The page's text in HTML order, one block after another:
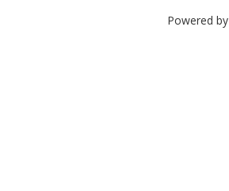
Powered by